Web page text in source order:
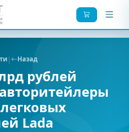
| Назад
рублей
Lada